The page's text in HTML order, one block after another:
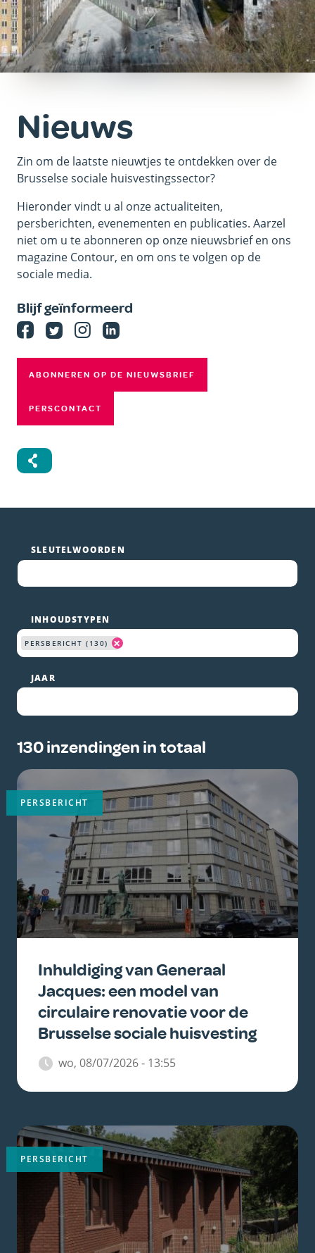
Nieuws
Zin om de laatste nieuwtjes te ontdekken over de
Brusselse sociale huisvestingssector?
Hieronder vindt u al onze actualiteiten,
persberichten, evenementen en publicaties. Aarzel
niet om u te abonneren op onze nieuwsbrief en ons
magazine Contour, en om ons te volgen op de
sociale media.
Blijf geïnformeerd
Facebook
witterInstagram
ABONNEREN OP DE NIEUWSBRIEF
PERSCONTACT
SLEUTELWOORDEN
INHOUDSTYPEN
×
PERSBERICHT (130)
JAAR
130 inzendingen in totaal
Belangrijkste
afbeelding
Inhuldiging van Generaal
Jacques: een model van
circulaire renovatie voor de
Brusselse sociale huisvesting
wo, 08/07/2026 - 13:55
PERSBERICHT
Belangrijkste
afbeelding
PERSBERICHT